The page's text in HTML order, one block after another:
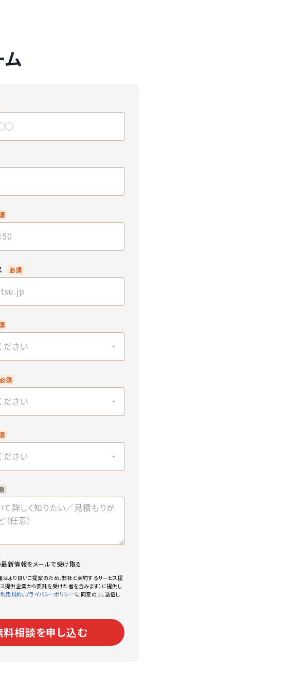
必須
ださい
必須
ださい
ださい
新情報をメールで受け取る
より良いご提案のため、弊社と契約するサービス提
提供企業から委託を受けた者を含みます）に提供し
利用規約、プライバシーポリシー に同意の上、送信し
料相談を申し込む